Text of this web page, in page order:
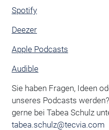
Spotify
Deezer
Apple Podcasts
Audible
Sie haben Fragen, Ideen
unseres Podcasts
gerne bei Tabea Schulz
tabea.schulz@tecvia.com